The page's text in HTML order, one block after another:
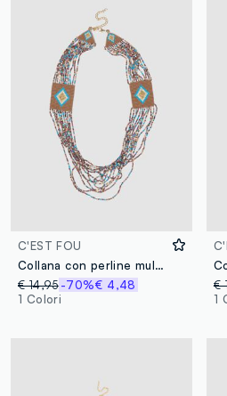
C'EST FOU
Collana con perline multicolor e dettagli geometrici
€ 14,95-70%€ 4,48
1 Colori
€
1